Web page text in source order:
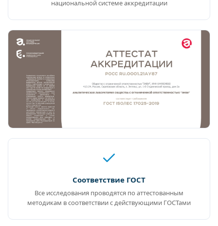
национальной системе аккредитации
Соответствие ГОСТ
Все исследования проводятся по аттестованным
методикам в соответствии с действующими ГОСТами